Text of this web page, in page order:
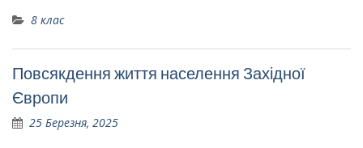
8 клас
Повсякдення життя населення Західної
Європи
25 Березня, 2025